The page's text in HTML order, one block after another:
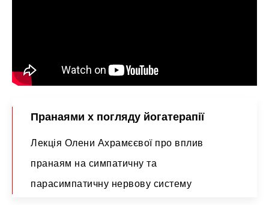
Пранаями х погляду йогатерапії
Лекція Олени Ахрамєєвої про вплив
пранаям на симпатичну та
парасимпатичну нервову систему